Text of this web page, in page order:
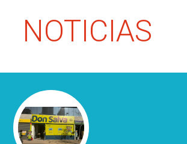
NOTICIAS